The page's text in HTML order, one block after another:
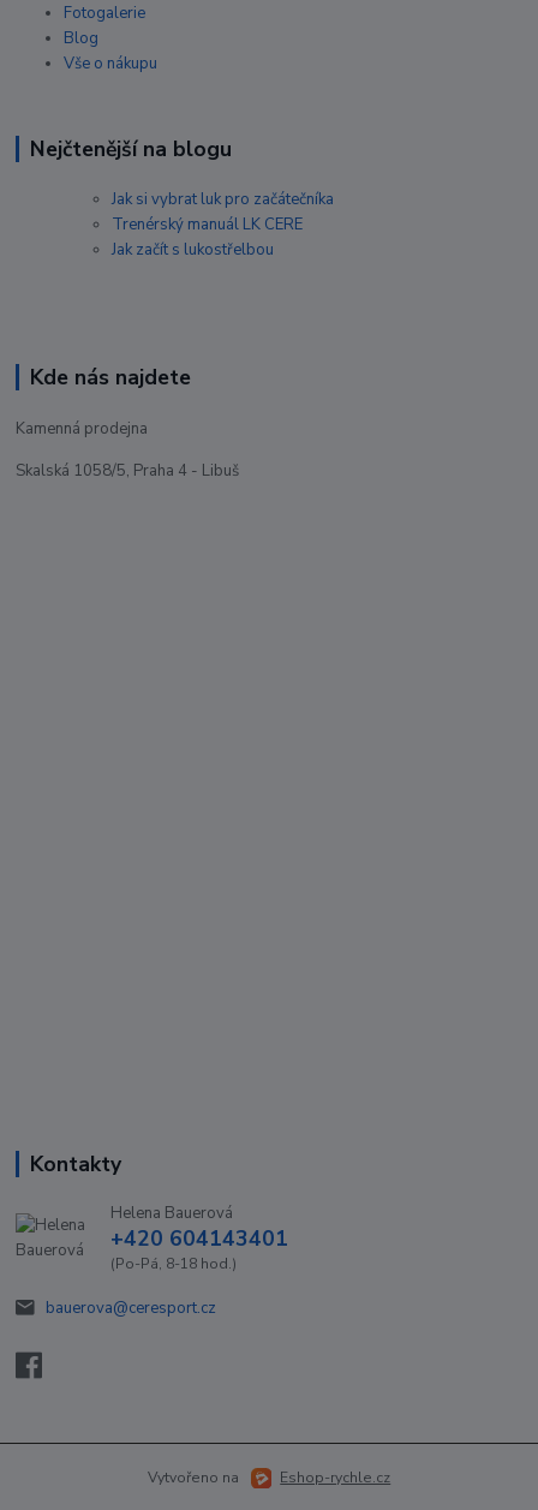
Fotogalerie
Blog
Vše o nákupu
Nejčtenější na blogu
Jak si vybrat luk pro začátečníka
Trenérský manuál LK CERE
Jak začít s lukostřelbou
Kde nás najdete
Kamenná prodejna
Skalská 1058/5, Praha 4 - Libuš
Kontakty
Helena Bauerová
+420 604143401
(Po-Pá, 8-18 hod.)
bauerova@ceresport.cz
Vytvořeno na Eshop-rychle.cz